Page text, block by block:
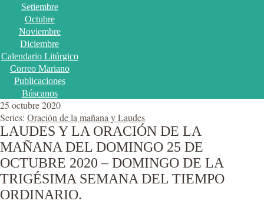
Setiembre
Octubre
Noviembre
Diciembre
Calendario Litúrgico
Correo Mariano
Publicaciones
Búscanos
25 octubre 2020
Series: Oración de la mañana y Laudes
LAUDES Y LA ORACIÓN DE LA
MAÑANA DEL DOMINGO 25 DE
OCTUBRE 2020 – DOMINGO DE LA
TRIGÉSIMA SEMANA DEL TIEMPO
ORDINARIO.